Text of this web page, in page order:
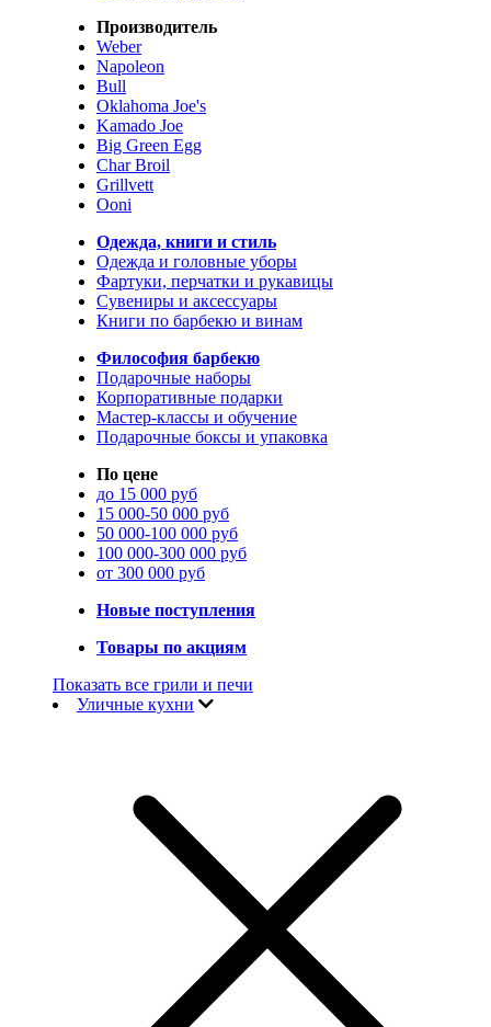
Производитель
Weber
Napoleon
Bull
Oklahoma Joe's
Kamado Joe
Big Green Egg
Char Broil
Grillvett
Ooni
Одежда, книги и стиль
Одежда и головные уборы
Фартуки, перчатки и рукавицы
Сувениры и аксессуары
Книги по барбекю и винам
Философия барбекю
Подарочные наборы
Корпоративные подарки
Мастер-классы и обучение
Подарочные боксы и упаковка
По цене
до 15 000 руб
15 000-50 000 руб
50 000-100 000 руб
100 000-300 000 руб
от 300 000 руб
Новые поступления
Товары по акциям
Показать все грили и печи
Уличные кухни